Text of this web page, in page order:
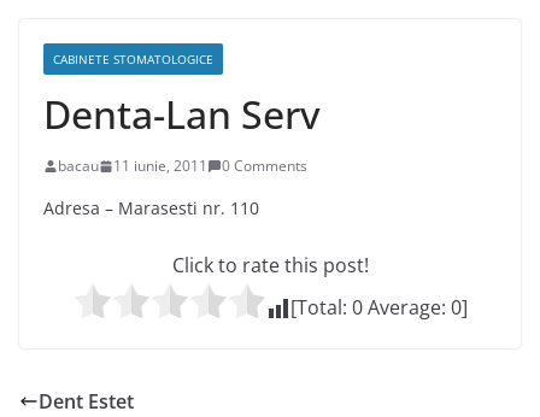
CABINETE STOMATOLOGICE
Denta-Lan Serv
bacau 11 iunie, 2011 0 Comments
Adresa – Marasesti nr. 110
Click to rate this post!
[Total: 0Average: 0]
Dent Estet